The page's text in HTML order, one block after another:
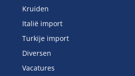
Kruiden
Italië import
Turkije import
Diversen
Vacatures